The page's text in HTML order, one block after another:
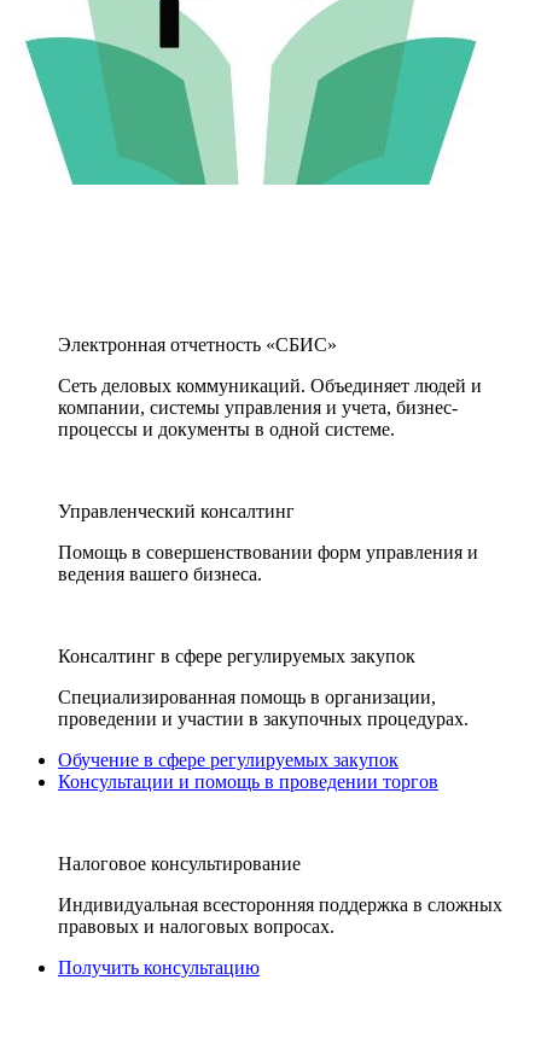
Электронная отчетность «СБИС»
Сеть деловых коммуникаций. Объединяет людей и
компании, системы управления и учета, бизнес-
процессы и документы в одной системе.
Управленческий консалтинг
Помощь в совершенствовании форм управления и
ведения вашего бизнеса.
Консалтинг в сфере регулируемых закупок
Специализированная помощь в организации,
проведении и участии в закупочных процедурах.
Обучение в сфере регулируемых закупок
Консультации и помощь в проведении торгов
Налоговое консультирование
Индивидуальная всесторонняя поддержка в сложных
правовых и налоговых вопросах.
Получить консультацию